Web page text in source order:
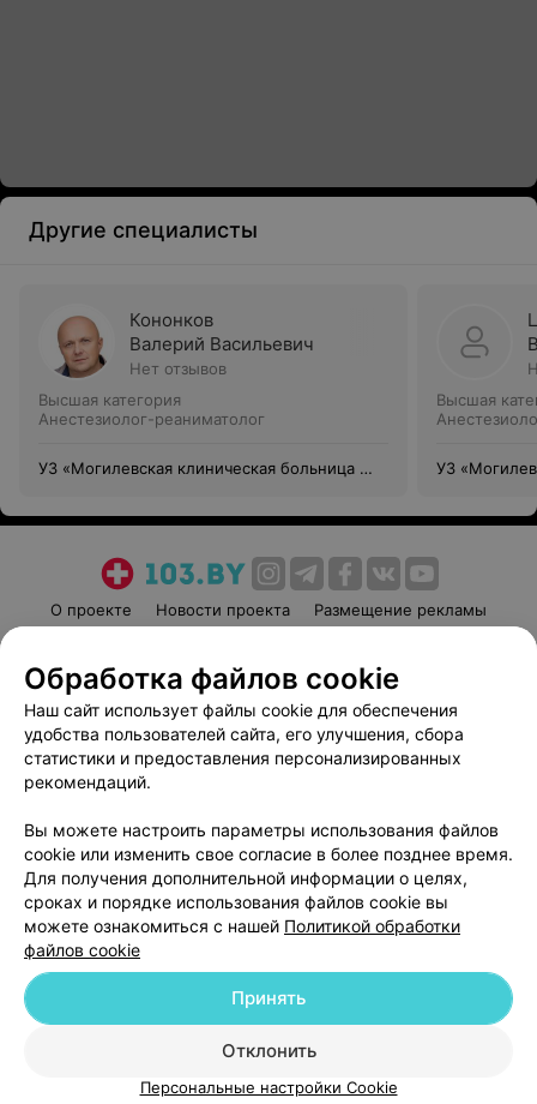
Другие специалисты
Кононков
Валерий Васильевич
Нет отзывов
Высшая категория
Анестезиолог-реаниматолог
УЗ «Могилевская клиническая больница №
Высшая
УЗ
О проекте Новости проекта
Размещение рекламы
Пользовательское соглашение
Способы оплаты
Вакансии
Партнеры
Написать руководителю 103.by
Обработка персональных данных
© 2026 ООО «Артокс Лаб», УНП 191700409
| 220012, Республика Беларусь,
Служба поддержки +375 291212755
Обработка файлов cookie
Наш сайт использует файлы cookie для обеспечения
удобства пользователей сайта, его улучшения, сбора
статистики и предоставления персонализированных
рекомендаций.
Вы можете настроить параметры использования файлов
cookie или изменить свое согласие в более позднее время.
Для получения дополнительной информации о целях,
сроках и порядке использования файлов cookie вы
можете ознакомиться с нашей Политикой обработки
файлов cookie
Отклонить
Принять
Персональные настройки Cookie